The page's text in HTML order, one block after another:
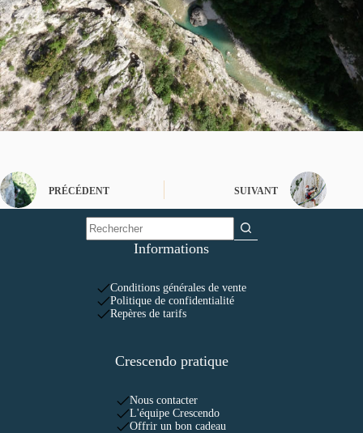
PRÉCÉDENT SUIVANT
Informations
Conditions générales de vente
Politique de confidentialité
Repères de tarifs
Crescendo pratique
Nous contacter
L'équipe Crescendo
Offrir un bon cadeau